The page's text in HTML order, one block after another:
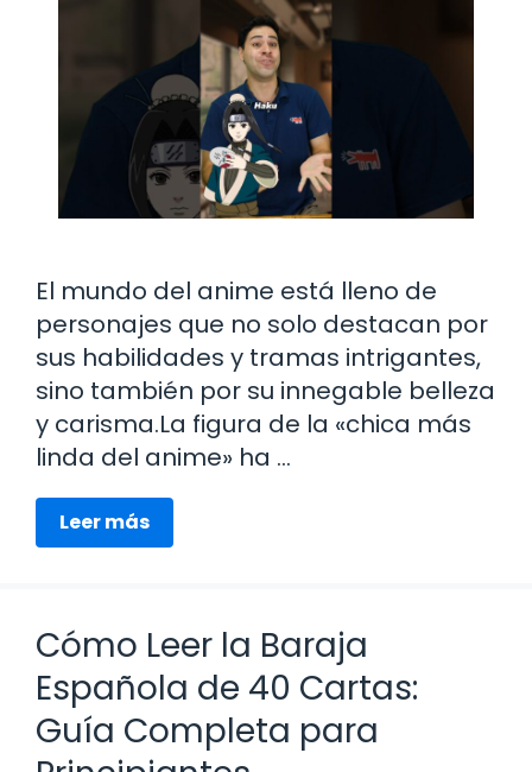
El mundo del anime está lleno de
personajes que no solo destacan por
sus habilidades y tramas intrigantes,
sino también por su innegable belleza
y carisma.La figura de la «chica más
linda del anime» ha …
Leer más
Cómo Leer la Baraja
Española de 40 Cartas:
Guía Completa para